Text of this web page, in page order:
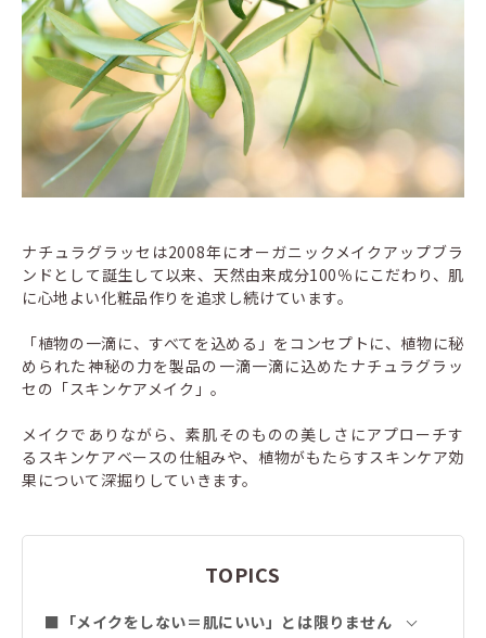
ナチュラグラッセは2008年にオーガニックメイクアップブラ
ンドとして誕生して以来、天然由来成分100％にこだわり、肌
に心地よい化粧品作りを追求し続けています。
「植物の一滴に、すべてを込める」をコンセプトに、植物に秘
められた神秘の力を製品の一滴一滴に込めたナチュラグラッ
セの「スキンケアメイク」。
メイクでありながら、素肌そのものの美しさにアプローチす
るスキンケアベースの仕組みや、植物がもたらすスキンケア効
果について深掘りしていきます。
TOPICS
■「メイクをしない＝肌にいい」とは限りません